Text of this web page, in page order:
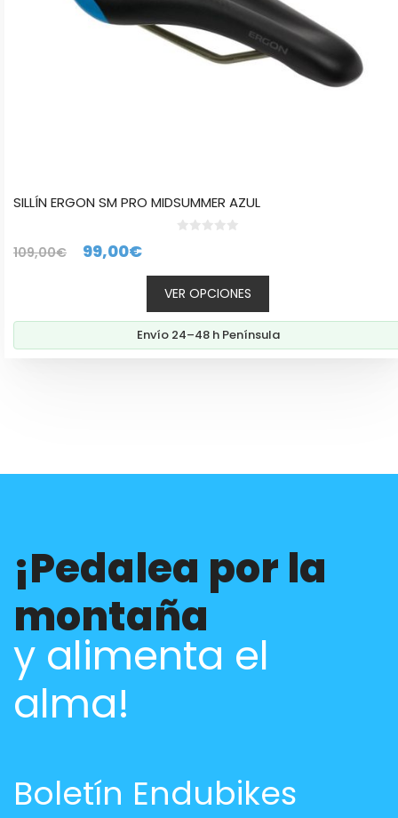
SILLÍN ERGON SM PRO MIDSUMMER AZUL
5
109,00€
El
era:
109,00€.
99,00€El
precio
actual
es:
99,00€.
VER OPCIONES
Envío 24–48 h Península
¡Pedalea por la
montaña
y alimenta el
alma!
Boletín Endubikes